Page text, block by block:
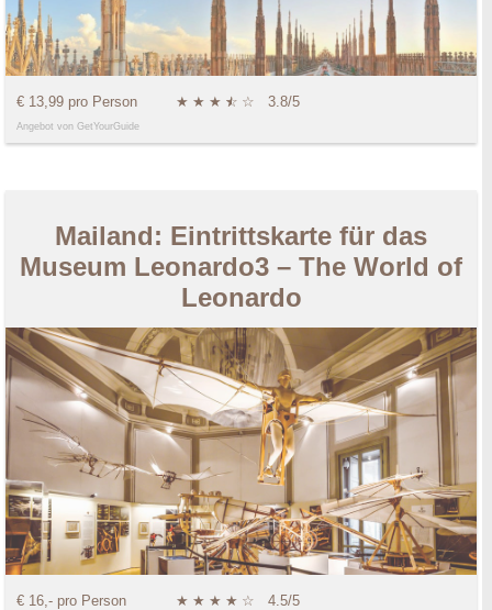
€ 13,99 pro Person ★ ★ ★ ★
☆ ☆ 3.8/5
Angebot von GetYourGuide
Mailand: Eintrittskarte für das
Museum Leonardo3 – The World of
Leonardo
€ 16,- pro Person ★ ★ ★ ★ ☆ 4.5/5